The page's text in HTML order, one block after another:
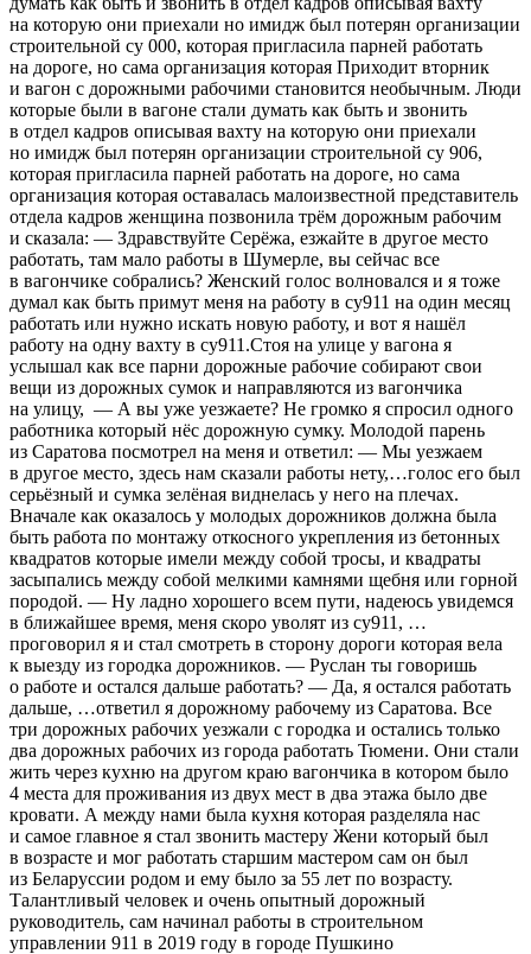
на которую они приехали но имидж был потерян организации
строительной су 000, которая пригласила парней работать
на дороге, но сама организация которая Приходит вторник
и вагон с дорожными рабочими становится необычным. Люди
которые были в вагоне стали думать как быть и звонить
в отдел кадров описывая вахту на которую они приехали
но имидж был потерян организации строительной су 906,
которая пригласила парней работать на дороге, но сама
организация которая оставалась малоизвестной представитель
отдела кадров женщина позвонила трём дорожным рабочим
и сказала: — Здравствуйте Серёжа, езжайте в другое место
работать, там мало работы в Шумерле, вы сейчас все
в вагончике собрались? Женский голос волновался и я тоже
думал как быть примут меня на работу в су911 на один месяц
работать или нужно искать новую работу, и вот я нашёл
работу на одну вахту в су911.Стоя на улице у вагона я
услышал как все парни дорожные рабочие собирают свои
вещи из дорожных сумок и направляются из вагончика
на улицу, — А вы уже уезжаете? Не громко я спросил одного
работника который нёс дорожную сумку. Молодой парень
из Саратова посмотрел на меня и ответил: — Мы уезжаем
в другое место, здесь нам сказали работы нету,…голос его был
серьёзный и сумка зелёная виднелась у него на плечах.
Вначале как оказалось у молодых дорожников должна была
быть работа по монтажу откосного укрепления из бетонных
квадратов которые имели между собой тросы, и квадраты
засыпались между собой мелкими камнями щебня или горной
породой. — Ну ладно хорошего всем пути, надеюсь увидемся
в ближайшее время, меня скоро уволят из су911, …
проговорил я и стал смотреть в сторону дороги которая вела
к выезду из городка дорожников. — Руслан ты говоришь
о работе и остался дальше работать? — Да, я остался работать
дальше, …ответил я дорожному рабочему из Саратова. Все
три дорожных рабочих уезжали с городка и остались только
два дорожных рабочих из города работать Тюмени. Они стали
жить через кухню на другом краю вагончика в котором было
4 места для проживания из двух мест в два этажа было две
кровати. А между нами была кухня которая разделяла нас
и самое главное я стал звонить мастеру Жени который был
в возрасте и мог работать старшим мастером сам он был
из Беларуссии родом и ему было за 55 лет по возрасту.
Талантливый человек и очень опытный дорожный
руководитель, сам начинал работы в строительном
управлении 911 в 2019 году в городе Пушкино